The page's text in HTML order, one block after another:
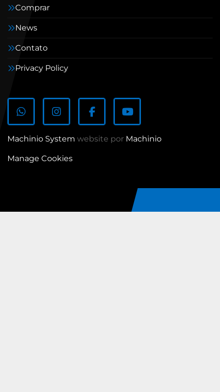
Comprar
News
Contato
Privacy Policy
whatsappinstagramfacebookyoutube
Machinio System website por Machinio
Manage Cookies